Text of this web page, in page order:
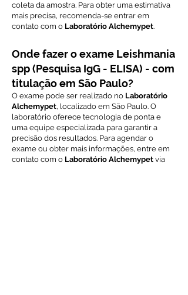
coleta da amostra. Para obter uma estimativa
mais precisa, recomenda-se entrar em
contato com o Laboratório Alchemypet.
Onde fazer o exame Leishmania
spp (Pesquisa IgG - ELISA) - com
titulação em São Paulo?
O exame pode ser realizado no Laboratório
Alchemypet, localizado em São Paulo. O
laboratório oferece tecnologia de ponta e
uma equipe especializada para garantir a
precisão dos resultados. Para agendar o
exame ou obter mais informações, entre em
contato com o Laboratório Alchemypet via